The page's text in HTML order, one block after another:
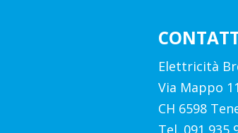
Elettricità
Via Mappo 11
CH 6598
Tel. 091 935